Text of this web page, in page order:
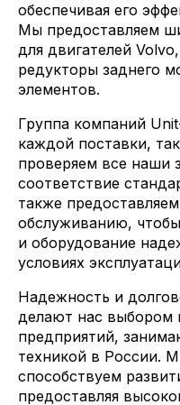
обеспечивая его
Мы предоставляем
для двигателей
редукторы заднего
элементов.
Группа компаний
каждой поставки,
проверяем все наши
соответствие
также
обслуживанию,
и оборудование
условиях
Надежность и
делают нас выбором
предприятий,
техникой в России.
способствуем
предоставляя